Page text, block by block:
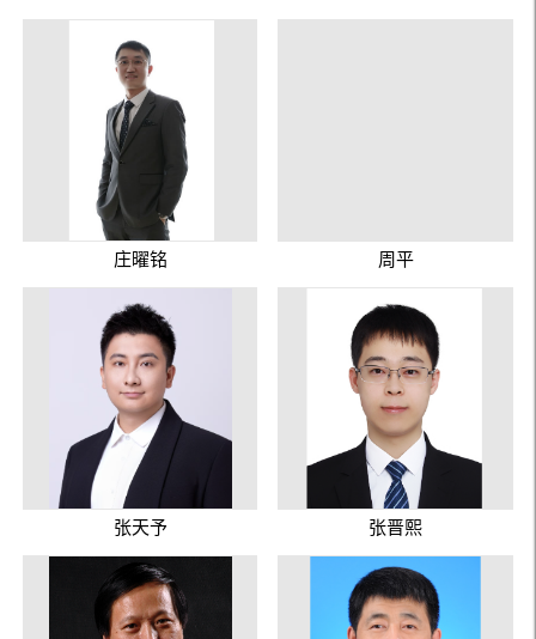
庄曜铭 周平
张天予 张晋熙